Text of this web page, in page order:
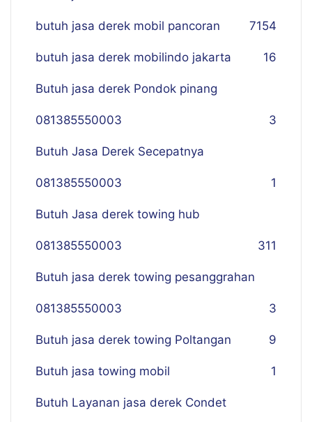
154
butuh jasa derek mobil pancoran 7
butuh jasa derek mobilindo jakarta 16
Butuh jasa derek Pondok pinang
081385550003 3
Butuh Jasa Derek Secepatnya
081385550003 1
Butuh Jasa derek towing hub
081385550003 311
Butuh jasa derek towing pesanggrahan
081385550003 3
Butuh jasa derek towing Poltangan 9
Butuh jasa towing mobil 1
Butuh Layanan jasa derek Condet